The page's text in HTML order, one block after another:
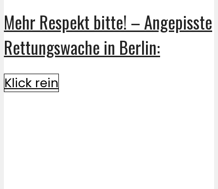
Mehr Respekt bitte! – Angepisste
Rettungswache in Berlin:
Klick rein